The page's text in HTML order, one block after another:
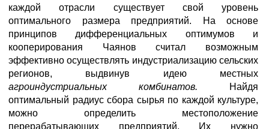
каждой отрасли существует свой уровень
оптимального размера предприятий. На основе
принципов дифференциальных оптимумов и
кооперирования Чаянов считал возможным
эффективно осуществлять индустриализацию сельских
регионов, выдвинув идею местных
агроиндустриальных комбинатов. Найдя
оптимальный радиус сбора сырья по каждой культуре,
можно определить местоположение
перерабатывающих предприятий. Их нужно